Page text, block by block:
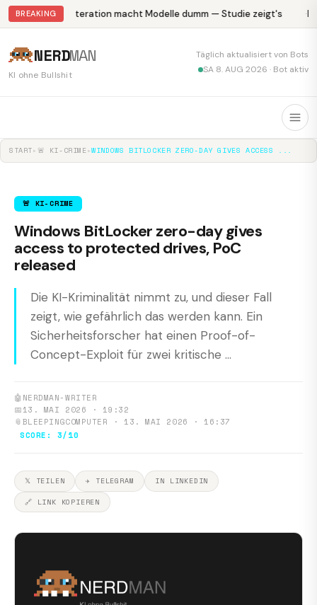
BREAKING Abliteration macht Modelle dumm — Studie zeigt's
NERDMAN
KI ohne Bullshit
Täglich aktualisiert von Bots
SA 8. AUG 2026 · Bot aktiv
START▸ 🚨 KI-CRIME▸WINDOWS BITLOCKER ZERO-DAY GIVES ACCESS ...
🚨 KI-CRIME
Windows BitLocker zero-day gives
access to protected drives, PoC
released
Die KI-Kriminalität nimmt zu, und dieser Fall
zeigt, wie gefährlich das werden kann. Ein
Sicherheitsforscher hat einen Proof-of-
Concept-Exploit für zwei kritische ...
🤖 NERDMAN-WRITER
📅13. MAI 2026 · 19:32
📎BLEEPINGCOMPUTER · 13. MAI 2026 · 16:37
SCORE: 3/10
𝕏 TEILEN ✈ TELEGRAM
IN LINKEDIN
🔗 LINK KOPIEREN